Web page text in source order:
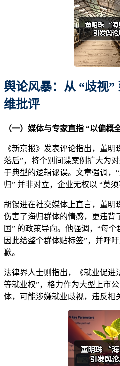
舆论风暴：从 “歧视”
维批评
（一）媒体与专家直指 “以偏概
《新京报》发表评论指出，董
落后”，将个别间谍案例扩大为
于典型的逻辑谬误。文章强调，
归” 并非对立，企业无权以 “莫
胡锡进在社交媒体上直言，董明
伤害了海归群体的情感，更违背
国” 的政策导向。他强调，“每
因此给整个群体贴标签”，并呼
歉。
法律界人士则指出，《就业促进
等就业权”，格力作为大型上市
体，可能涉嫌就业歧视，违反相